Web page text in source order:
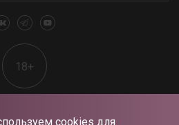
cookies для
18+